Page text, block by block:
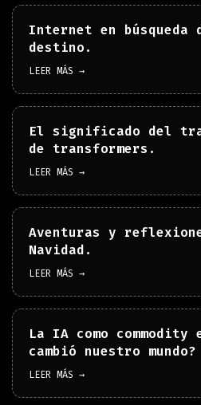
Internet en búsqueda
destino.
LEER MÁS →
El significado del
de transformers.
LEER MÁS →
Aventuras y
Navidad.
LEER MÁS →
La IA como commodity
cambió nuestro mundo?
LEER MÁS →